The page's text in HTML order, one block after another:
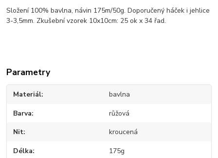
Složení 100% bavlna, návin 175m/50g. Doporučený háček i jehlice
3-3,5mm. Zkušební vzorek 10x10cm: 25 ok x 34 řad.
Parametry
Materiál bavlna
Barva růžová
Nit kroucená
Délka 175g